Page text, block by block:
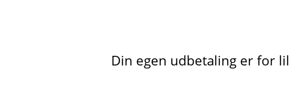
Din egen udbetaling er for